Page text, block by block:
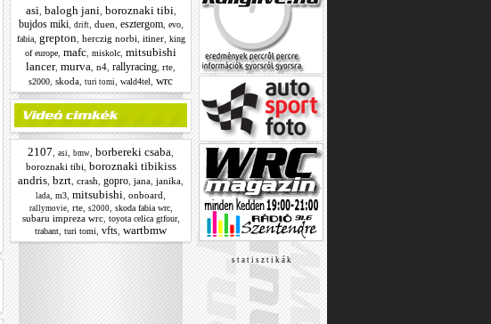
asi balogh jani boroznaki tibi
bujdos miki, drift, duen esztergom, evo,
fabia, grepton herczig norbi itiner, king
of europe mafc miskolc mitsubishi
lancer, murva n4 rallyracing rte
s2000 skoda turi tomi wald4tel wrc
2107 asi bmw borbereki csaba
boroznaki tibi boroznaki tibikiss
andris bzrt crash gopro jana janika
lada m3 mitsubishi onboard
rallymovie, rte, s2000, skoda fabia wrc,
subaru impreza wrc, toyota celica gtfour,
trabant turi tomi vfts wartbmw
s t a t i s z t i k á k